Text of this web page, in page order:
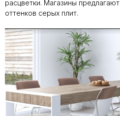
расцветки. Магазины
оттенков серых плит.